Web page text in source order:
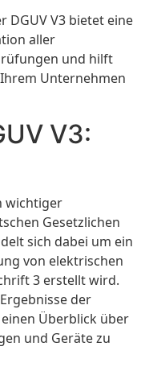
DGUV V3 bietet eine
aller
und hilft
Unternehmen
V3:
wichtiger
Gesetzlichen
sich dabei um ein
von elektrischen
3 erstellt wird.
der
Überblick über
und Geräte zu